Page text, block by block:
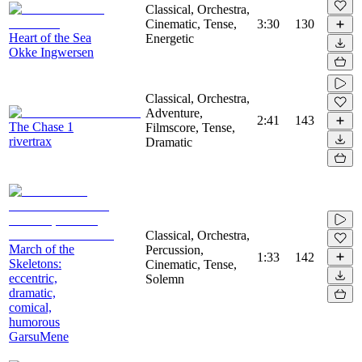
Heart of the Sea
Okke Ingwersen
Classical, Orchestra,
Cinematic, Tense,
Energetic
3:30 130
The Chase 1
rivertrax
Classical, Orchestra,
Adventure,
Filmscore, Tense,
Dramatic
2:41 143
March of the
Skeletons:
eccentric,
dramatic,
comical,
humorous
GarsuMene
Classical, Orchestra,
Percussion,
Cinematic, Tense,
Solemn
1:33 142